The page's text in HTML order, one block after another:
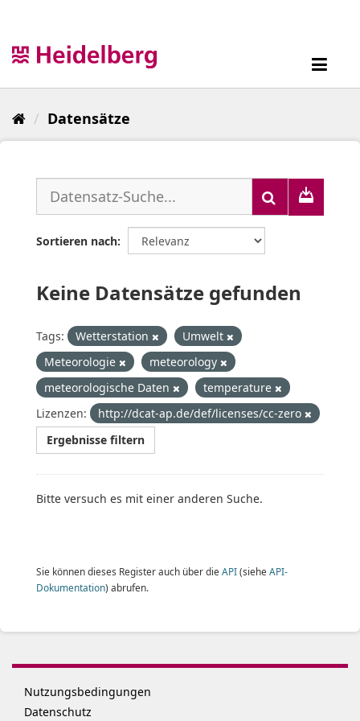
Datensätze
Sortieren nach
Keine Datensätze gefunden
Tags: Wetterstation
Umwelt
Meteorologie
meteorology
meteorologische Daten
temperature
Lizenzen:
http://dcat-ap.de/def/licenses/cc-zero
Ergebnisse filtern
Bitte versuch es mit einer anderen Suche.
Sie können dieses Register auch über die API(siehe API-
Dokumentation) abrufen.
Nutzungsbedingungen
Datenschutz